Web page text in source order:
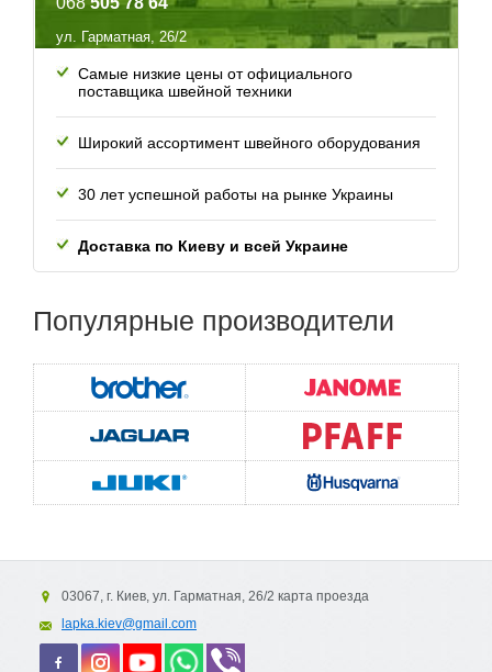
ул. Гарматная, 26/2
Самые низкие цены от официального
поставщика швейной техники
Широкий ассортимент швейного оборудования
30 лет успешной работы на рынке Украины
Доставка по Киеву и всей Украине
Популярные производители
03067, г. Киев, ул. Гарматная, 26/2 карта проезда
lapka.kiev@gmail.com